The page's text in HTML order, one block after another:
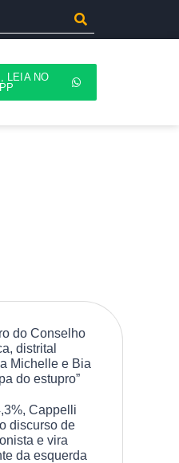
LEIA NO
do Conselho
distrital
Michelle e Bia
do estupro”
Cappelli
discurso de
e vira
da esquerda